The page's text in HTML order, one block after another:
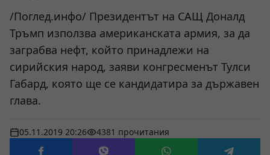
/Поглед.инфо/ Президентът на САЩ Доналд
Тръмп използва американската армия, за да
заграбва нефт, който принадлежи на
сирийския народ, заяви конгресменът Тулси
Габард, която ще се кандидатира за държавен
глава.
05.11.2019 20:26 4381 прочитания